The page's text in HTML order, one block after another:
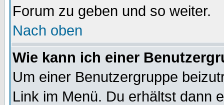
Forum zu geben und so weiter.
Nach oben
Wie kann ich einer
Um einer Benutzergruppe
Link im Menü. Du erhältst dann